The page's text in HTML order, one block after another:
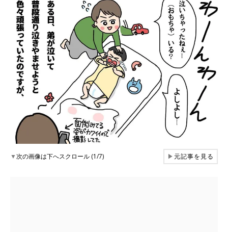
▼次の画像は下へスクロール (1/7) ▶元記事を見る